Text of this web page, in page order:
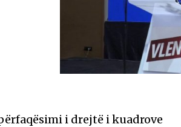
i drejtë i kuadrove